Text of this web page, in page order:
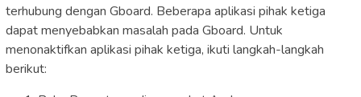
terhubung dengan Gboard. Beberapa aplikasi pihak ketiga
dapat menyebabkan masalah pada Gboard. Untuk
menonaktifkan aplikasi pihak ketiga, ikuti langkah-langkah
berikut: